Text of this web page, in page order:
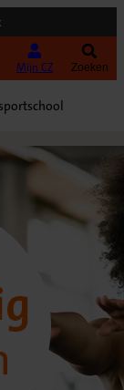
Mijn CZ Zoeken